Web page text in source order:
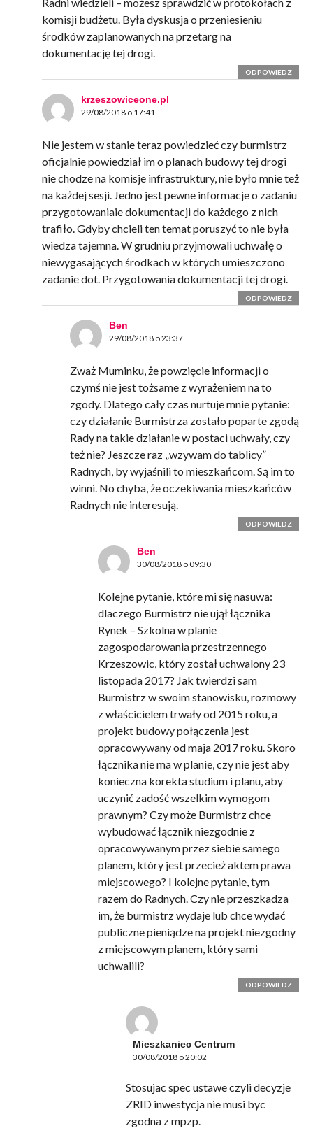
komisji budżetu. Była dyskusja o przeniesieniu
środków zaplanowanych na przetarg na
dokumentację tej drogi.
ODPOWIEDZ
krzeszowiceone.pl
29/08/2018 o 17:41
Nie jestem w stanie teraz powiedzieć czy burmistrz
oficjalnie powiedział im o planach budowy tej drogi
nie chodze na komisje infrastruktury, nie było mnie też
na każdej sesji. Jedno jest pewne informacje o zadaniu
przygotowaniaie dokumentacji do każdego z nich
trafiło. Gdyby chcieli ten temat poruszyć to nie była
wiedza tajemna. W grudniu przyjmowali uchwałę o
niewygasających środkach w których umieszczono
zadanie dot. Przygotowania dokumentacji tej drogi.
ODPOWIEDZ
Ben
29/08/2018 o 23:37
Zważ Muminku, że powzięcie informacji o
czymś nie jest tożsame z wyrażeniem na to
zgody. Dlatego cały czas nurtuje mnie pytanie:
czy działanie Burmistrza zostało poparte zgodą
Rady na takie działanie w postaci uchwały, czy
też nie? Jeszcze raz „wzywam do tablicy”
Radnych, by wyjaśnili to mieszkańcom. Są im to
winni. No chyba, że oczekiwania mieszkańców
Radnych nie interesują.
ODPOWIEDZ
Ben
30/08/2018 o 09:30
Kolejne pytanie, które mi się nasuwa:
dlaczego Burmistrz nie ujął łącznika
Rynek – Szkolna w planie
zagospodarowania przestrzennego
Krzeszowic, który został uchwalony 23
listopada 2017? Jak twierdzi sam
Burmistrz w swoim stanowisku, rozmowy
z właścicielem trwały od 2015 roku, a
projekt budowy połączenia jest
opracowywany od maja 2017 roku. Skoro
łącznika nie ma w planie, czy nie jest aby
konieczna korekta studium i planu, aby
uczynić zadość wszelkim wymogom
prawnym? Czy może Burmistrz chce
wybudować łącznik niezgodnie z
opracowywanym przez siebie samego
planem, który jest przecież aktem prawa
miejscowego? I kolejne pytanie, tym
razem do Radnych. Czy nie przeszkadza
im, że burmistrz wydaje lub chce wydać
publiczne pieniądze na projekt niezgodny
z miejscowym planem, który sami
uchwalili?
ODPOWIEDZ
Mieszkaniec Centrum
30/08/2018 o 20:02
Stosujac spec ustawe czyli decyzje
ZRID inwestycja nie musi byc
zgodna z mpzp.